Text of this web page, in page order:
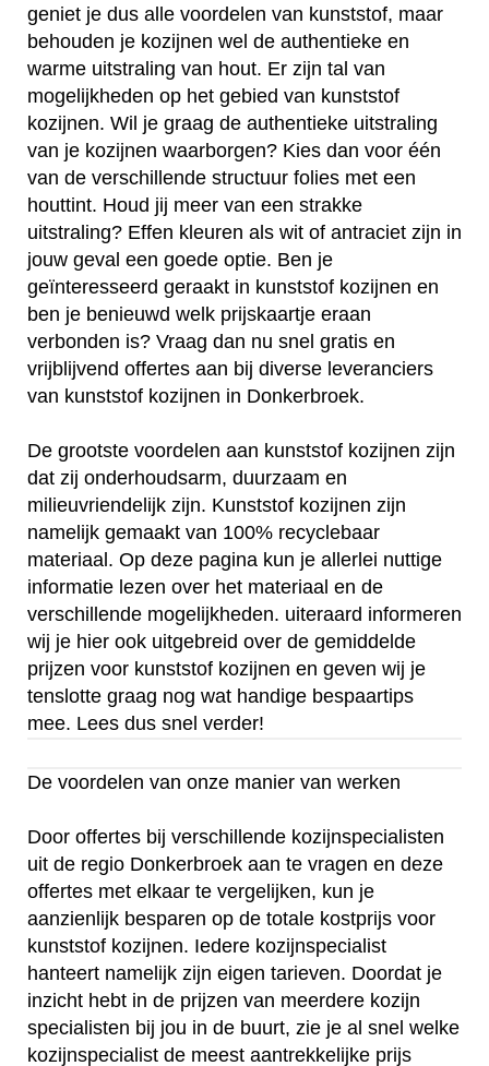
geniet je dus alle voordelen van kunststof, maar
behouden je kozijnen wel de authentieke en
warme uitstraling van hout. Er zijn tal van
mogelijkheden op het gebied van kunststof
kozijnen. Wil je graag de authentieke uitstraling
van je kozijnen waarborgen? Kies dan voor één
van de verschillende structuur folies met een
houttint. Houd jij meer van een strakke
uitstraling? Effen kleuren als wit of antraciet zijn in
jouw geval een goede optie. Ben je
geïnteresseerd geraakt in kunststof kozijnen en
ben je benieuwd welk prijskaartje eraan
verbonden is? Vraag dan nu snel gratis en
vrijblijvend offertes aan bij diverse leveranciers
van kunststof kozijnen in Donkerbroek.
De grootste voordelen aan kunststof kozijnen zijn
dat zij onderhoudsarm, duurzaam en
milieuvriendelijk zijn. Kunststof kozijnen zijn
namelijk gemaakt van 100% recyclebaar
materiaal. Op deze pagina kun je allerlei nuttige
informatie lezen over het materiaal en de
verschillende mogelijkheden. uiteraard informeren
wij je hier ook uitgebreid over de gemiddelde
prijzen voor kunststof kozijnen en geven wij je
tenslotte graag nog wat handige bespaartips
mee. Lees dus snel verder!
De voordelen van onze manier van werken
Door offertes bij verschillende kozijnspecialisten
uit de regio Donkerbroek aan te vragen en deze
offertes met elkaar te vergelijken, kun je
aanzienlijk besparen op de totale kostprijs voor
kunststof kozijnen. Iedere kozijnspecialist
hanteert namelijk zijn eigen tarieven. Doordat je
inzicht hebt in de prijzen van meerdere kozijn
specialisten bij jou in de buurt, zie je al snel welke
kozijnspecialist de meest aantrekkelijke prijs